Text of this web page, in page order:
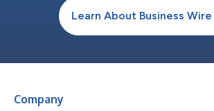
Learn About Business Wire
Company